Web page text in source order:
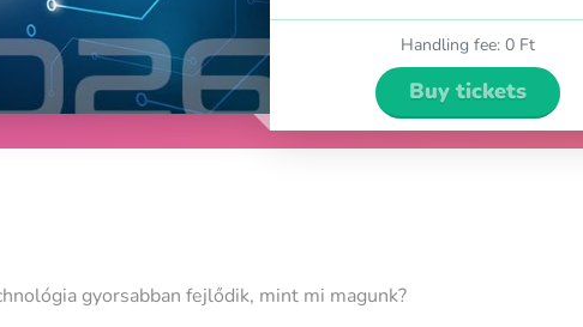
Handling fee: 0 Ft
Buy tickets
gyorsabban fejlődik, mint mi magunk?